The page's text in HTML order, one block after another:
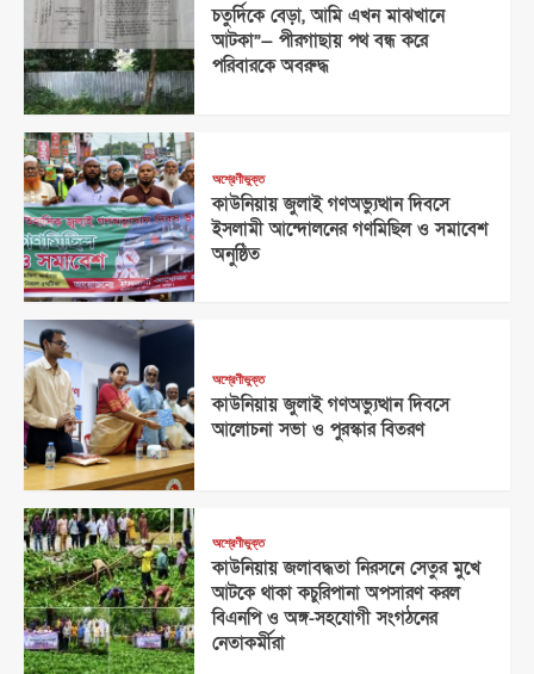
চতুর্দিকে বেড়া, আমি এখন মাঝখানে
আটকা”— পীরগাছায় পথ বন্ধ করে
পরিবারকে অবরুদ্ধ
অশ্রেণীভুক্ত
কাউনিয়ায় জুলাই গণঅভ্যুত্থান দিবসে
ইসলামী আন্দোলনের গণমিছিল ও সমাবেশ
অনুষ্ঠিত
অশ্রেণীভুক্ত
কাউনিয়ায় জুলাই গণঅভ্যুত্থান দিবসে
আলোচনা সভা ও পুরস্কার বিতরণ
অশ্রেণীভুক্ত
কাউনিয়ায় জলাবদ্ধতা নিরসনে সেতুর মুখে
আটকে থাকা কচুরিপানা অপসারণ করল
বিএনপি ও অঙ্গ-সহযোগী সংগঠনের
নেতাকর্মীরা